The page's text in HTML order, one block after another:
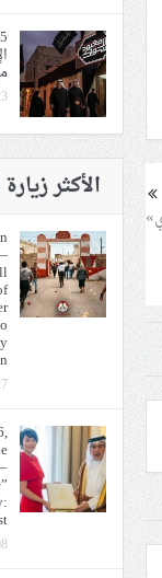
23
الأكثر
27
08